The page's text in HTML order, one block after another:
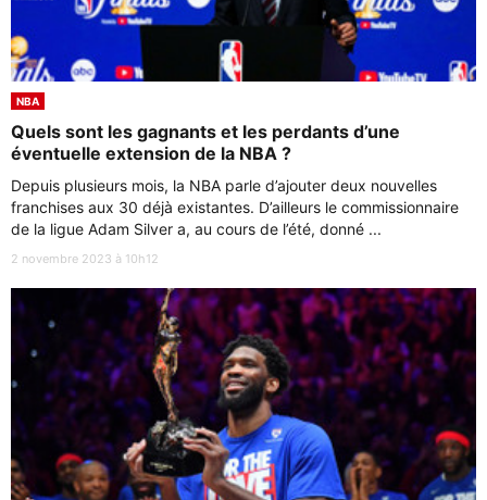
NBA
Quels sont les gagnants et les perdants d’une
éventuelle extension de la NBA ?
Depuis plusieurs mois, la NBA parle d’ajouter deux nouvelles
franchises aux 30 déjà existantes. D’ailleurs le commissionnaire
de la ligue Adam Silver a, au cours de l’été, donné ...
2 novembre 2023 à 10h12